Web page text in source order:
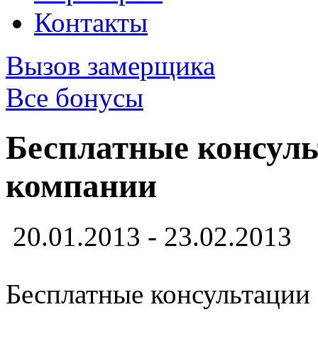
Контакты
Вызов замерщика
Все бонусы
Бесплатные
компании
20.01.2013 - 23.02.2013
Бесплатные